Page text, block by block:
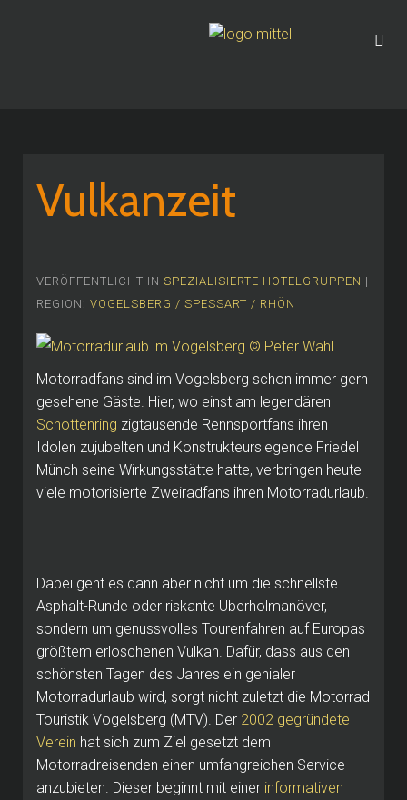
Vulkanzeit
VERÖFFENTLICHT IN SPEZIALISIERTE HOTELGRUPPEN |
REGION: VOGELSBERG / SPESSART / RHÖN
Motorradfans sind im Vogelsberg schon immer gern
gesehene Gäste. Hier, wo einst am legendären
Schottenring zigtausende Rennsportfans ihren
Idolen zujubelten und Konstrukteurslegende Friedel
Münch seine Wirkungsstätte hatte, verbringen heute
viele motorisierte Zweiradfans ihren Motorradurlaub.
Dabei geht es dann aber nicht um die schnellste
Asphalt-Runde oder riskante Überholmanöver,
sondern um genussvolles Tourenfahren auf Europas
größtem erloschenen Vulkan. Dafür, dass aus den
schönsten Tagen des Jahres ein genialer
Motorradurlaub wird, sorgt nicht zuletzt die Motorrad
Touristik Vogelsberg (MTV). Der 2002 gegründete
Verein hat sich zum Ziel gesetzt dem
Motorradreisenden einen umfangreichen Service
anzubieten. Dieser beginnt mit einer informativen